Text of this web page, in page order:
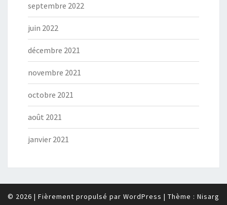
septembre 2022
juin 2022
décembre 2021
novembre 2021
octobre 2021
août 2021
janvier 2021
© 2026 | Fièrement propulsé par WordPress | Thème : Nisarg